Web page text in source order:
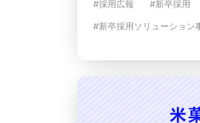
#採用広報 #新卒採用
#新卒採用ソリューション